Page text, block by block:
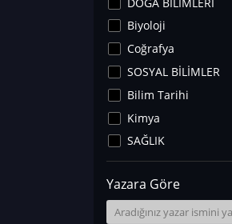
Biyoloji
Coğrafya
SOSYAL BİLİMLER
Bilim Tarihi
Kimya
SAĞLIK
Sanat Tarihi
Fizik
Yer Bilimleri
Yazara Göre